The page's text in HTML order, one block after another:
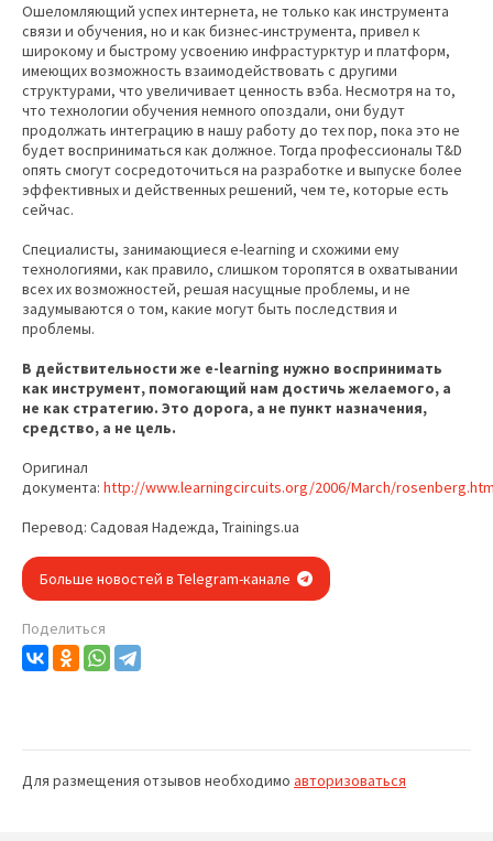
Ошеломляющий успех интернета, не только как инструмента
связи и обучения, но и как бизнес-инструмента, привел к
широкому и быстрому усвоению инфрастурктур и платформ,
имеющих возможность взаимодействовать с другими
структурами, что увеличивает ценность вэба. Несмотря на то,
что технологии обучения немного опоздали, они будут
продолжать интеграцию в нашу работу до тех пор, пока это не
будет восприниматься как должное. Тогда профессионалы T&D
опять смогут сосредоточиться на разработке и выпуске более
эффективных и действенных решений, чем те, которые есть
сейчас.
Специалисты, занимающиеся e-learning и схожими ему
технологиями, как правило, слишком торопятся в охватывании
всех их возможностей, решая насущные проблемы, и не
задумываются о том, какие могут быть последствия и
проблемы.
В действительности же e-learning нужно воспринимать
как инструмент, помогающий нам достичь желаемого, а
не как стратегию. Это дорога, а не пункт назначения,
средство, а не цель.
Оригинал
документа: http://www.learningcircuits.org/2006/March/
Перевод: Садовая Надежда, Trainings.ua
Больше новостей в Telegram-канале
Поделиться
Для размещения отзывов необходимо авторизоваться